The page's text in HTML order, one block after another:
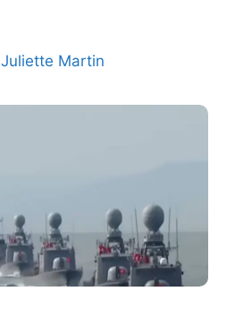
Juliette Martin